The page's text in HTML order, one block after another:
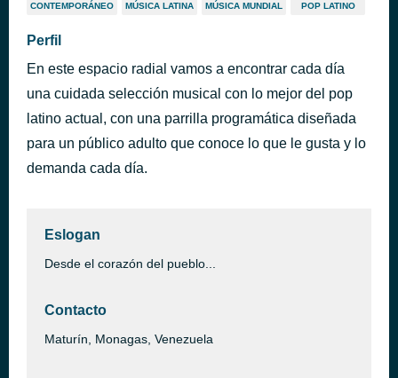
CONTEMPORÁNEO MÚSICA LATINA MÚSICA MUNDIAL POP LATINO
Perfil
En este espacio radial vamos a encontrar cada día
una cuidada selección musical con lo mejor del pop
latino actual, con una parrilla programática diseñada
para un público adulto que conoce lo que le gusta y lo
demanda cada día.
Eslogan
Desde el corazón del pueblo...
Contacto
Maturín, Monagas, Venezuela